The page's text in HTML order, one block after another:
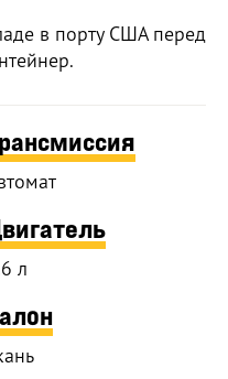
в порту США перед
л